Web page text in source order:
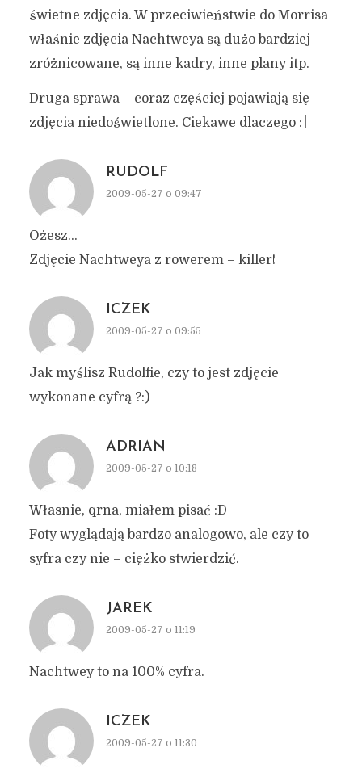
świetne zdjęcia. W przeciwieństwie do Morrisa
właśnie zdjęcia Nachtweya są dużo bardziej
zróżnicowane, są inne kadry, inne plany itp.
Druga sprawa – coraz częściej pojawiają się
zdjęcia niedoświetlone. Ciekawe dlaczego :]
RUDOLF
2009-05-27 o 09:47
Ożesz…
Zdjęcie Nachtweya z rowerem – killer!
ICZEK
2009-05-27 o 09:55
Jak myślisz Rudolfie, czy to jest zdjęcie
wykonane cyfrą ?:)
ADRIAN
2009-05-27 o 10:18
Własnie, qrna, miałem pisać :D
Foty wyglądają bardzo analogowo, ale czy to
syfra czy nie – ciężko stwierdzić.
JAREK
2009-05-27 o 11:19
Nachtwey to na 100% cyfra.
ICZEK
2009-05-27 o 11:30